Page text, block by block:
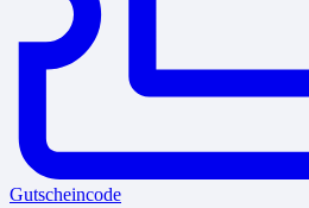
Gutscheincode